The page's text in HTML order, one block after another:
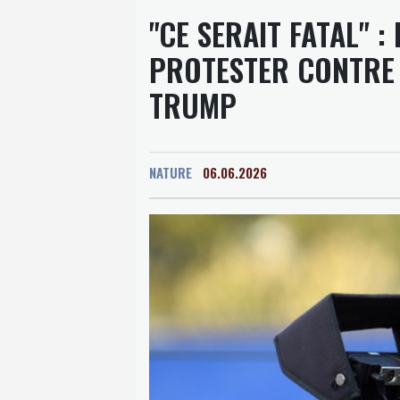
"CE SERAIT FATAL"
PROTESTER
TRUMP
NATURE 06.06.2026